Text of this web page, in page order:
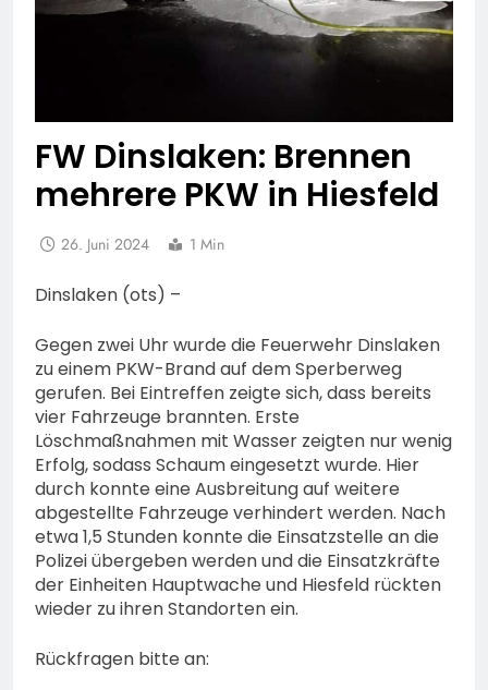
FW Dinslaken: Brennen
mehrere PKW in Hiesfeld
26. Juni 2024 1 Min
Dinslaken (ots) –
Gegen zwei Uhr wurde die Feuerwehr Dinslaken
zu einem PKW-Brand auf dem Sperberweg
gerufen. Bei Eintreffen zeigte sich, dass bereits
vier Fahrzeuge brannten. Erste
Löschmaßnahmen mit Wasser zeigten nur wenig
Erfolg, sodass Schaum eingesetzt wurde. Hier
durch konnte eine Ausbreitung auf weitere
abgestellte Fahrzeuge verhindert werden. Nach
etwa 1,5 Stunden konnte die Einsatzstelle an die
Polizei übergeben werden und die Einsatzkräfte
der Einheiten Hauptwache und Hiesfeld rückten
wieder zu ihren Standorten ein.
Rückfragen bitte an: